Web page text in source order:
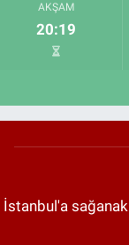
AKŞAM
20:19
İstanbul'a